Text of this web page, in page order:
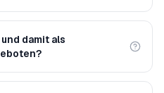
damit als